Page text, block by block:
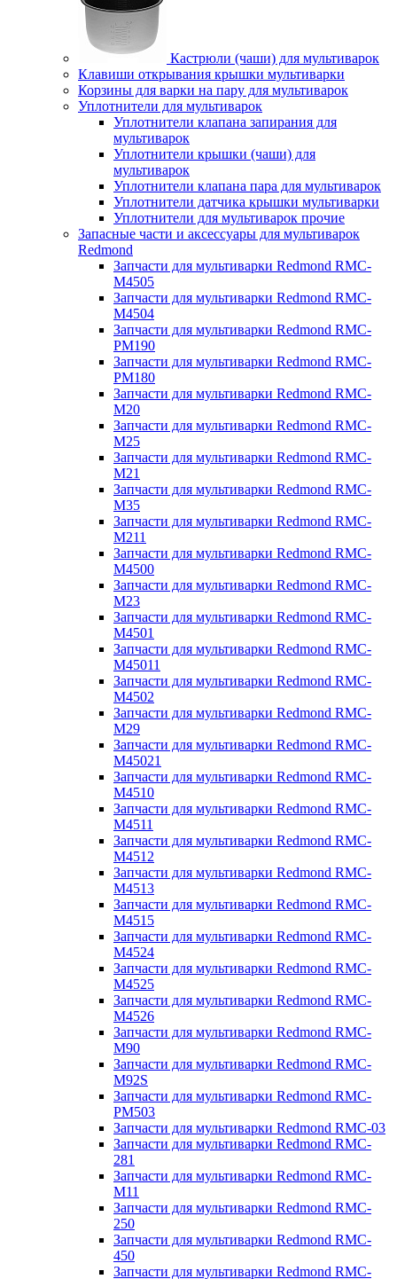
Кастрюли (чаши) для мультиварок
Клавиши открывания крышки мультиварки
Корзины для варки на пару для мультиварок
Уплотнители для мультиварок
Уплотнители клапана запирания для
мультиварок
Уплотнители крышки (чаши) для
мультиварок
Уплотнители клапана пара для мультиварок
Уплотнители датчика крышки мультиварки
Уплотнители для мультиварок прочие
Запасные части и аксессуары для мультиварок
Redmond
Запчасти для мультиварки Redmond RMC-
M4505
Запчасти для мультиварки Redmond RMC-
M4504
Запчасти для мультиварки Redmond RMC-
PM190
Запчасти для мультиварки Redmond RMC-
PM180
Запчасти для мультиварки Redmond RMC-
M20
Запчасти для мультиварки Redmond RMC-
M25
Запчасти для мультиварки Redmond RMC-
M21
Запчасти для мультиварки Redmond RMC-
M35
Запчасти для мультиварки Redmond RMC-
M211
Запчасти для мультиварки Redmond RMC-
M4500
Запчасти для мультиварки Redmond RMC-
M23
Запчасти для мультиварки Redmond RMC-
M4501
Запчасти для мультиварки Redmond RMC-
M45011
Запчасти для мультиварки Redmond RMC-
M4502
Запчасти для мультиварки Redmond RMC-
M29
Запчасти для мультиварки Redmond RMC-
M45021
Запчасти для мультиварки Redmond RMC-
M4510
Запчасти для мультиварки Redmond RMC-
M4511
Запчасти для мультиварки Redmond RMC-
M4512
Запчасти для мультиварки Redmond RMC-
M4513
Запчасти для мультиварки Redmond RMC-
M4515
Запчасти для мультиварки Redmond RMC-
M4524
Запчасти для мультиварки Redmond RMC-
M4525
Запчасти для мультиварки Redmond RMC-
M4526
Запчасти для мультиварки Redmond RMC-
M90
Запчасти для мультиварки Redmond RMC-
M92S
Запчасти для мультиварки Redmond RMC-
PM503
Запчасти для мультиварки Redmond RMC-03
Запчасти для мультиварки Redmond RMC-
281
Запчасти для мультиварки Redmond RMC-
M11
Запчасти для мультиварки Redmond RMC-
250
Запчасти для мультиварки Redmond RMC-
450
Запчасти для мультиварки Redmond RMC-